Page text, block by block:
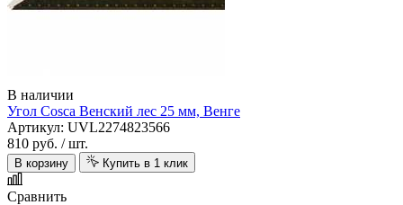
В наличии
Угол Cosca Венский лес 25 мм, Венге
Артикул: UVL2274823566
810 руб. / шт.
В корзину Купить в 1 клик
Сравнить